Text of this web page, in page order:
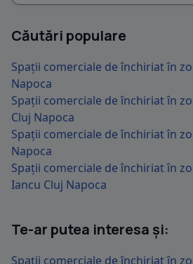
Căutări populare
Spații comerciale de închiriat în
Napoca
Spații comerciale de închiriat în
Cluj Napoca
Spații comerciale de închiriat în
Napoca
Spații comerciale de închiriat în
Iancu Cluj Napoca
Te-ar putea interesa și:
Spații comerciale de închiriat în